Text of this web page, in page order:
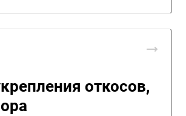
откосов,